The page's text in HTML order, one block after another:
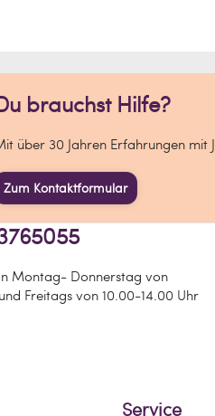
brauchst Hilfe?
über 30 Jahren Erfahrungen mit
Zum Kontaktformular
Montag- Donnerstag von
Freitags von 10.00-14.00 Uhr
Service